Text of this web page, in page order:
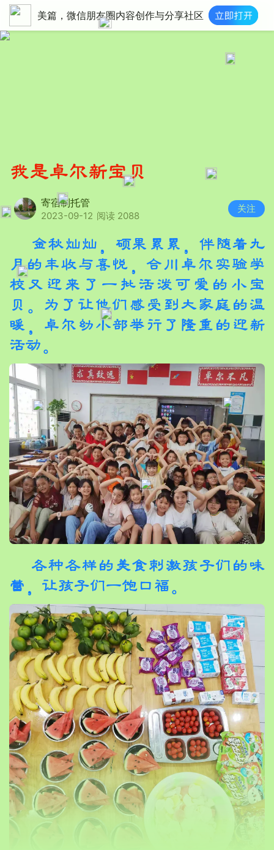
美篇，微信朋友圈内容创作与分享社区
我是卓尔新宝贝
寄宿制托管
2023-09-12 阅读 2088
关注
金秋灿灿，硕果累累，伴随着九
月的丰收与喜悦，合川卓尔实验学
校又迎来了一批活泼可爱的小宝
贝。为了让他们感受到大家庭的温
暖，卓尔幼小部举行了隆重的迎新
活动。
各种各样的美食刺激孩子们的味
蕾，让孩子们一饱口福。